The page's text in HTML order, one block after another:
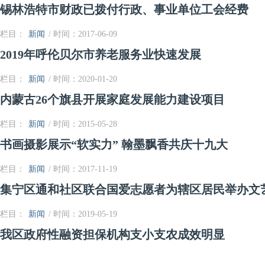
锡林浩特市财政已拨付行政、事业单位工会经费
栏目： 新闻 / 时间：2017-06-09
2019年呼伦贝尔市养老服务业快速发展
栏目： 新闻 / 时间：2020-01-20
内蒙古26个旗县开展家庭发展能力建设项目
栏目： 新闻 / 时间：2015-05-28
书画摄影展示“软实力” 翰墨飘香共庆十九大
栏目： 新闻 / 时间：2017-11-19
集宁区通和社区联合国爱志愿者为辖区居民举办文
栏目： 新闻 / 时间：2019-05-19
我区政府性融资担保机构支小支农成效明显